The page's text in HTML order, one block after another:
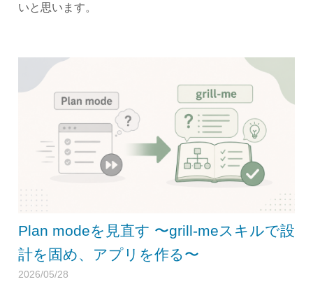
いと思います。
Plan modeを見直す 〜grill-meスキルで設
計を固め、アプリを作る〜
2026/05/28